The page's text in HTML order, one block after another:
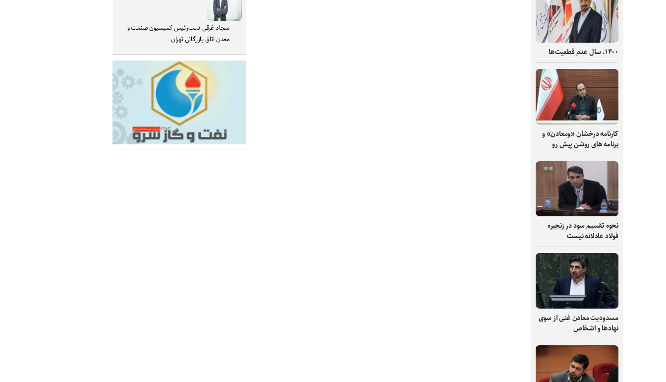
۱۴۰۰، سال عدم قطعیت‌ها
کارنامه درخشان «ومعادن» و
برنامه های روشن پیش رو
نحوه تقسیم سود در زنجیره
فولاد عادلانه نیست
مسدودیت معادن غنی از سوی
نهادها و اشخاص
سجاد غرقی-نایب‌رئیس کمیسیون صنعت و
معدن اتاق بازرگانی تهران